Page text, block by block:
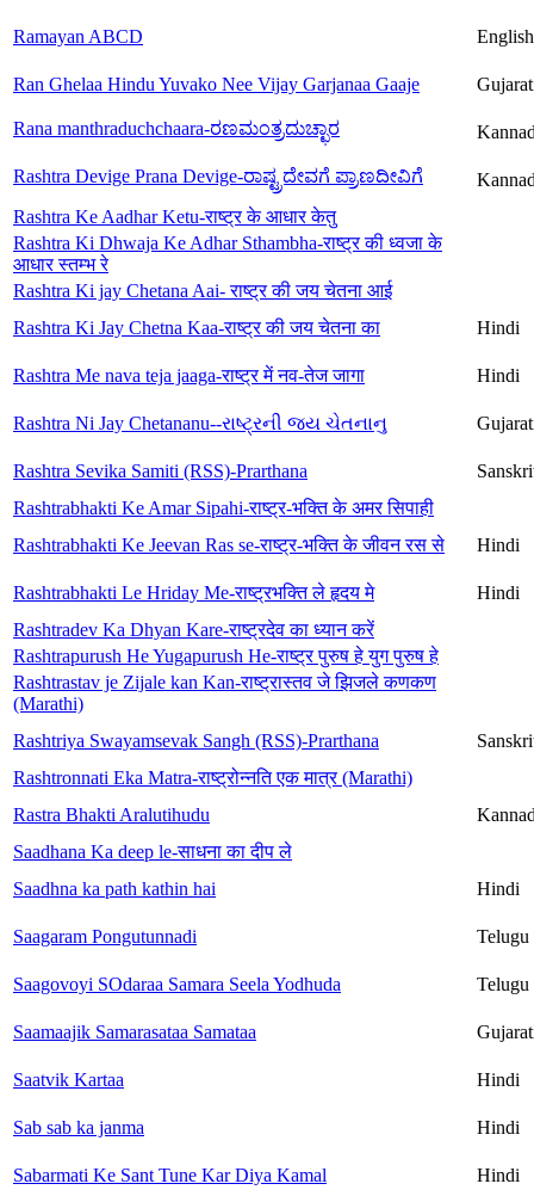
Ramayan ABCD English
Ran Ghelaa Hindu Yuvako Nee Vijay Garjanaa Gaaje
Rana manthraduchchaara-ರಣಮಂತ್ರದುಚ್ಛಾರ
Rashtra Devige Prana Devige-ರಾಷ್ಟ್ರದೇವಗೆ ಪ್ರಾಣದೀವಿಗೆ
Rashtra Ke Aadhar Ketu-राष्ट्र के आधार केतु
Rashtra Ki Dhwaja Ke Adhar Sthambha-राष्ट्र की ध्वजा के
आधार स्तम्भ रे
Rashtra Ki jay Chetana Aai- राष्ट्र की जय चेतना आई
Rashtra Ki Jay Chetna Kaa-राष्ट्र की जय चेतना का
Hindi
Rashtra Me nava teja jaaga-राष्ट्र में नव-तेज जागा Hindi
Rashtra Ni Jay Chetananu--રાષ્ટ્રની જય ચેતનાનુ
Rashtra Sevika Samiti (RSS)-Prarthana
Rashtrabhakti Ke Amar Sipahi-राष्ट्र-भक्ति के अमर सिपाही
Rashtrabhakti Ke Jeevan Ras se-राष्ट्र-भक्ति के जीवन रस से
Hindi
Rashtrabhakti Le Hriday Me-राष्ट्रभक्ति ले हृदय मे
Hindi
Rashtradev Ka Dhyan Kare-राष्ट्रदेव का ध्यान करें
Rashtrapurush He Yugapurush He-राष्ट्र पुरुष हे युग पुरुष हे
Rashtrastav je Zijale kan Kan-राष्ट्रास्तव जे झिजले कणकण
(Marathi)
Rashtriya Swayamsevak Sangh (RSS)-Prarthana
Rashtronnati Eka Matra-राष्ट्रोन्नति एक मात्र (Marathi)
Rastra Bhakti Aralutihudu
Saadhana Ka deep le-साधना का दीप ले
Saadhna ka path kathin hai
Hindi
Saagaram Pongutunnadi Telugu
Saagovoyi SOdaraa Samara Seela Yodhuda Telugu
Saamaajik Samarasataa Samataa
Saatvik Kartaa Hindi
Sab sab ka janma Hindi
Sabarmati Ke Sant Tune Kar Diya Kamal Hindi